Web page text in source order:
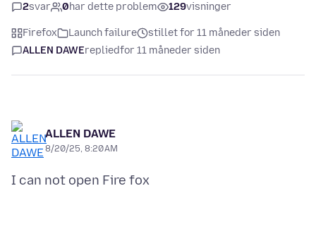
2svar 0har dette problem 129visninger
Firefox Launch failure
stillet for 11 måneder siden
ALLEN DAWErepliedfor 11 måneder siden
ALLEN DAWE
8/20/25, 8:20 AM